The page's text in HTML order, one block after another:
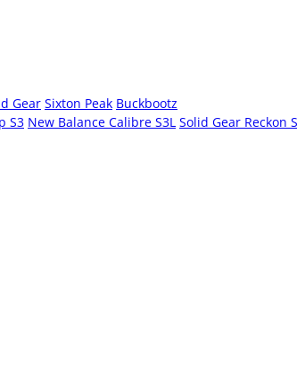
Gear Sixton Peak Buckbootz
S3 New Balance Calibre S3L Solid Gear Reckon